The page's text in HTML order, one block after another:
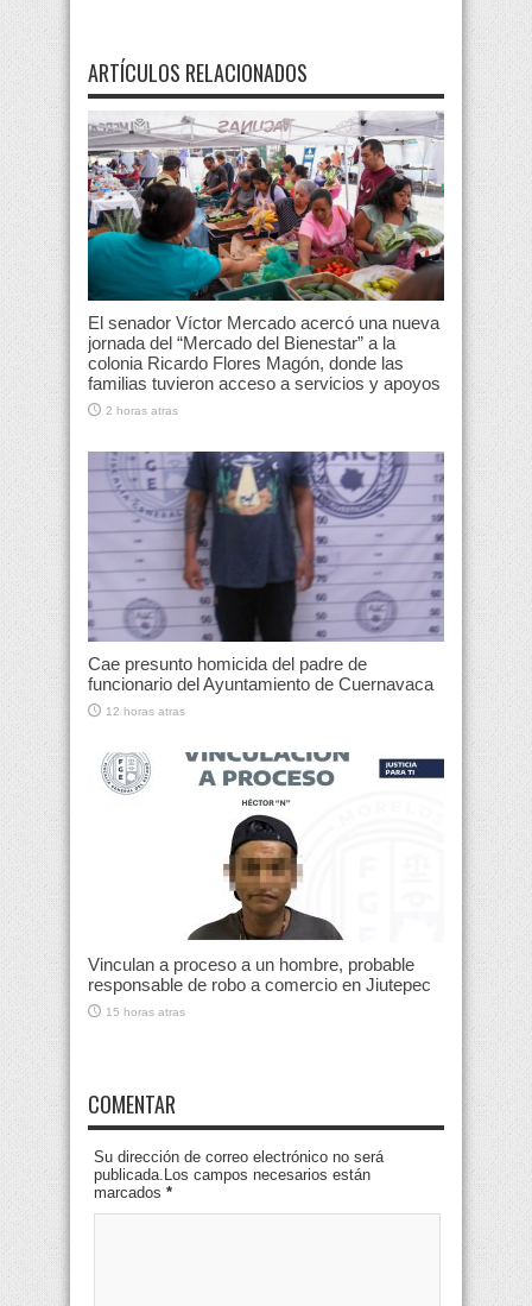
ARTÍCULOS RELACIONADOS
El senador Víctor Mercado acercó una nueva
jornada del “Mercado del Bienestar” a la
colonia Ricardo Flores Magón, donde las
familias tuvieron acceso a servicios y apoyos
2 horas atras
Cae presunto homicida del padre de
funcionario del Ayuntamiento de Cuernavaca
12 horas atras
Vinculan a proceso a un hombre, probable
responsable de robo a comercio en Jiutepec
15 horas atras
COMENTAR
Su dirección de correo electrónico no será
publicada.Los campos necesarios están
marcados *